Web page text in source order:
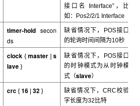
接口名
Interface”，比
如：Pos2/2/1 Interface
timer-hold secon
ds
缺省情况下，POS接口
的轮询时间间隔为10秒
clock {master | s
lave }
缺省情况下，POS接口
的时钟模式为从时钟模
式（slave）
crc {16 |32 } 缺省情况下，CRC校验
字长度为32比特